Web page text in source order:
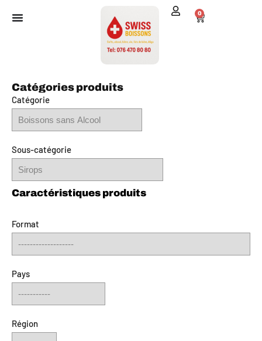
0
Catégories produits
Catégorie
Sous-catégorie
Format
Pays
Région